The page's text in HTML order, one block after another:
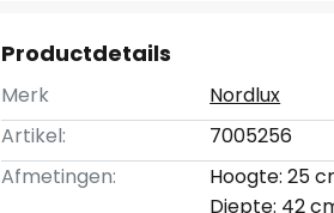
Productdetails
Merk
Nordlux
Artikel:
7005256
Afmetingen:
Hoogte: 25
Diepte: 42